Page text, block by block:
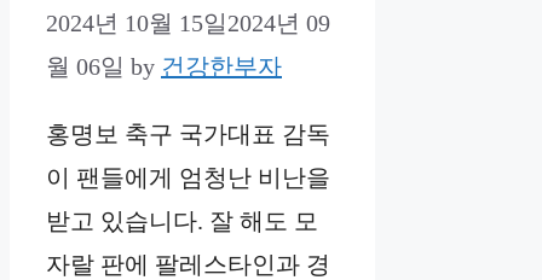
2024년 10월 15일2024년 09
월 06일 by 건강한부자
홍명보 축구 국가대표 감독
이 팬들에게 엄청난 비난을
받고 있습니다. 잘 해도 모
자랄 판에 팔레스타인과 경